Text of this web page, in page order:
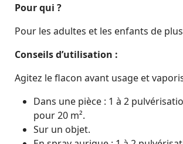
Pour qui ?
Pour les adultes et les enfants de
Conseils d’utilisation :
Agitez le flacon avant usage et
Dans une pièce : 1 à 2
pour 20 m².
Sur un objet.